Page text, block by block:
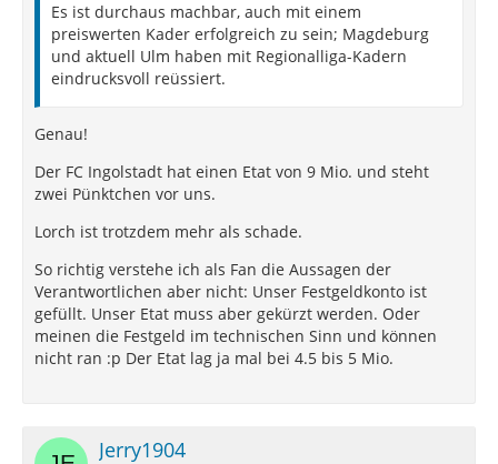
Es ist durchaus machbar, auch mit einem
preiswerten Kader erfolgreich zu sein; Magdeburg
und aktuell Ulm haben mit Regionalliga-Kadern
eindrucksvoll reüssiert.
Genau!
Der FC Ingolstadt hat einen Etat von 9 Mio. und steht
zwei Pünktchen vor uns.
Lorch ist trotzdem mehr als schade.
So richtig verstehe ich als Fan die Aussagen der
Verantwortlichen aber nicht: Unser Festgeldkonto ist
gefüllt. Unser Etat muss aber gekürzt werden. Oder
meinen die Festgeld im technischen Sinn und können
nicht ran :p Der Etat lag ja mal bei 4.5 bis 5 Mio.
Jerry1904